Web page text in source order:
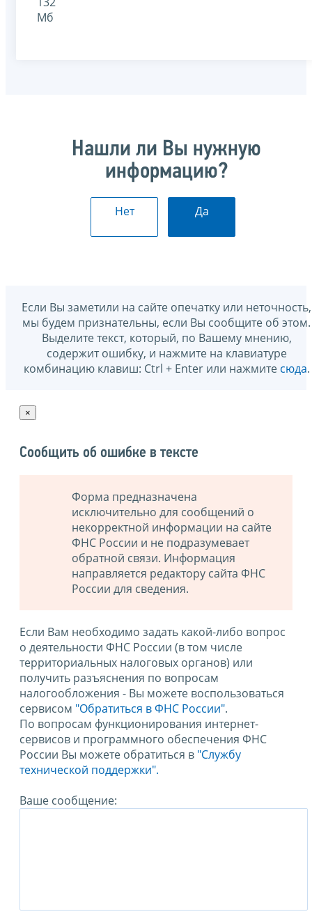
Мб
Нашли ли Вы нужную
информацию?
Нет Да
Если Вы заметили на сайте опечатку или неточность,
мы будем признательны, если Вы сообщите об этом.
Выделите текст, который, по Вашему мнению,
содержит ошибку, и нажмите на клавиатуре
комбинацию клавиш: Ctrl + Enter или нажмите сюда.
×
Сообщить об ошибке в тексте
Форма предназначена
исключительно для сообщений о
некорректной информации на сайте
ФНС России и не подразумевает
обратной связи. Информация
направляется редактору сайта ФНС
России для сведения.
Если Вам необходимо задать какой-либо вопрос
о деятельности ФНС России (в том числе
территориальных налоговых органов) или
получить разъяснения по вопросам
налогообложения - Вы можете воспользоваться
сервисом "Обратиться в ФНС России".
По вопросам функционирования интернет-
сервисов и программного обеспечения ФНС
России Вы можете обратиться в "Службу
технической поддержки".
Ваше сообщение: